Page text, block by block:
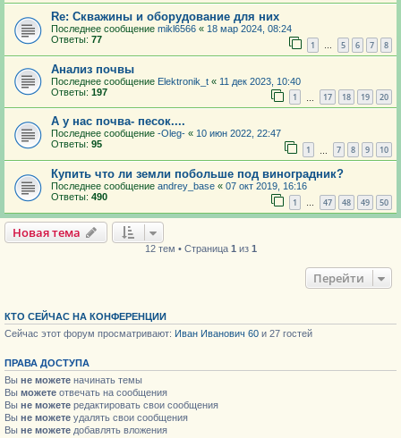
Re: Скважины и оборудование для них
Последнее сообщение mikl6566 « 18 мар 2024, 08:24
Ответы: 77 1 … 5 6 7 8
Анализ почвы
Последнее сообщение Elektronik_t « 11 дек 2023, 10:40
Ответы: 197 1 17 18 19 20
А у нас почва- песок....
Последнее сообщение -Oleg- « 10 июн 2022, 22:47
Ответы: 95 1 7 8 9 10
Купить что ли земли побольше под виноградник?
Последнее сообщение andrey_base « 07 окт 2019, 16:16
Ответы: 490 1 … 47 48 49 50
Новая тема
12 тем • Страница 1 из 1
Перейти
КТО СЕЙЧАС НА КОНФЕРЕНЦИИ
Сейчас этот форум просматривают: Иван Иванович 60 и 27 гостей
ПРАВА ДОСТУПА
Вы не можете начинать темы
Вы можете отвечать на сообщения
Вы не можете редактировать свои сообщения
Вы не можете удалять свои сообщения
Вы не можете добавлять вложения